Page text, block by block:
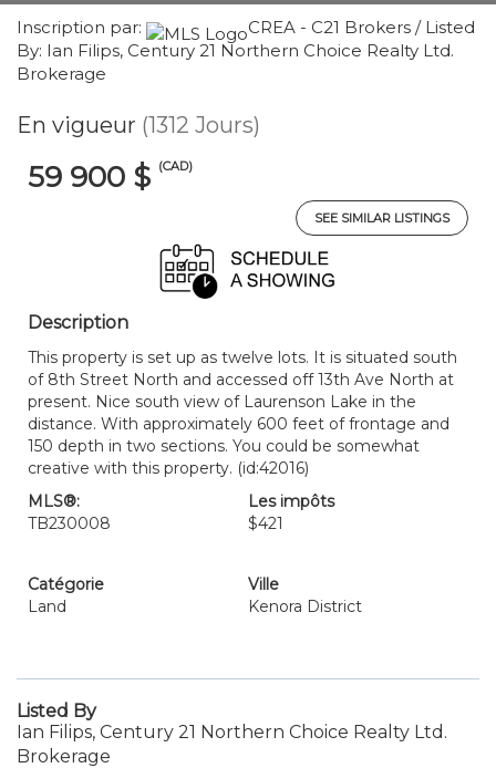
Inscription par:
CREA - C21 Brokers / Listed
By: Ian Filips, Century 21 Northern Choice Realty Ltd.
Brokerage
En vigueur (1312 Jours)
59 900 $ (CAD)
SEE SIMILAR LISTINGS
Description
This property is set up as twelve lots. It is situated south
of 8th Street North and accessed off 13th Ave North at
present. Nice south view of Laurenson Lake in the
distance. With approximately 600 feet of frontage and
150 depth in two sections. You could be somewhat
creative with this property. (id:42016)
MLS®:
TB230008
Les impôts
$421
Catégorie
Land
Ville
Kenora District
Listed By
Ian Filips, Century 21 Northern Choice Realty Ltd.
Brokerage